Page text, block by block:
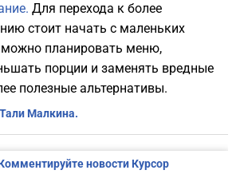
Для перехода к более
стоит начать с маленьких
планировать меню,
порции и заменять вредные
полезные альтернативы.
Тали Малкина.
новости Курсор